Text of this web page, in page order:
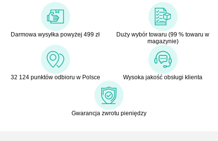
Darmowa wysyłka powyżej 499 zł
Duży wybór towaru (99 % towaru w
magazynie)
32 124 punktów odbioru w Polsce Wysoka jakość obsługi klienta
Gwarancja zwrotu pieniędzy